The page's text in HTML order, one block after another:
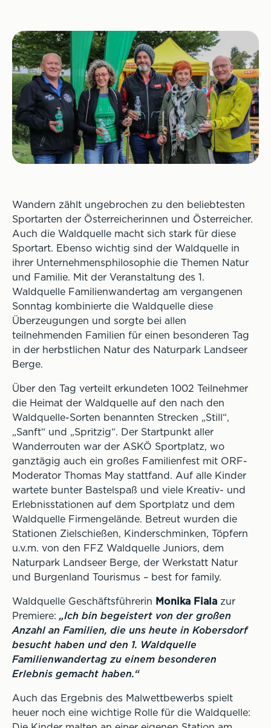
Wandern zählt ungebrochen zu den beliebtesten
Sportarten der Österreicherinnen und Österreicher.
Auch die Waldquelle macht sich stark für diese
Sportart. Ebenso wichtig sind der Waldquelle in
ihrer Unternehmensphilosophie die Themen Natur
und Familie. Mit der Veranstaltung des 1.
Waldquelle Familienwandertag am vergangenen
Sonntag kombinierte die Waldquelle diese
Überzeugungen und sorgte bei allen
teilnehmenden Familien für einen besonderen Tag
in der herbstlichen Natur des Naturpark Landseer
Berge.
Über den Tag verteilt erkundeten 1002 Teilnehmer
die Heimat der Waldquelle auf den nach den
Waldquelle-Sorten benannten Strecken „Still“,
„Sanft“ und „Spritzig“. Der Startpunkt aller
Wanderrouten war der ASKÖ Sportplatz, wo
ganztägig auch ein großes Familienfest mit ORF-
Moderator Thomas May stattfand. Auf alle Kinder
wartete bunter Bastelspaß und viele Kreativ- und
Erlebnisstationen auf dem Sportplatz und dem
Waldquelle Firmengelände. Betreut wurden die
Stationen Zielschießen, Kinderschminken, Töpfern
u.v.m. von den FFZ Waldquelle Juniors, dem
Naturpark Landseer Berge, der Werkstatt Natur
und Burgenland Tourismus – best for family.
Waldquelle Geschäftsführerin Monika Fiala zur
Premiere: „Ich bin begeistert von der großen
Anzahl an Familien, die uns heute in Kobersdorf
besucht haben und den 1. Waldquelle
Familienwandertag zu einem besonderen
Erlebnis gemacht haben.“
Auch das Ergebnis des Malwettbewerbs spielt
heuer noch eine wichtige Rolle für die Waldquelle: